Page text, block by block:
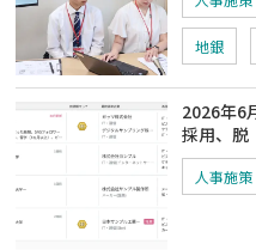
地銀
2026年
採用、脱
人事施策